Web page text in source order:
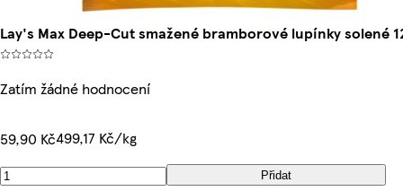
Lay's Max Deep-Cut smažené bramborové lupínky solené
Zatím žádné hodnocení
59,90 Kč499,17 Kč/kg
Přidat